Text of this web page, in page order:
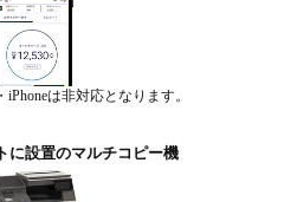
は非対応となります。
に設置のマルチコピー機